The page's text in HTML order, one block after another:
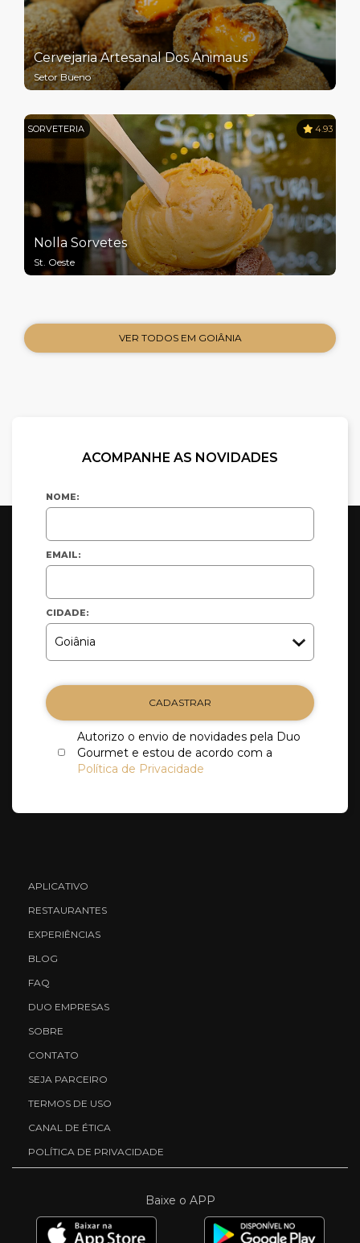
Cervejaria Artesanal Dos Animaus
Setor Bueno
SORVETERIA 4.93
Nolla Sorvetes
St. Oeste
VER TODOS EM GOIÂNIA
ACOMPANHE AS NOVIDADES
NOME:
EMAIL:
CIDADE:
CADASTRAR
Autorizo o envio de novidades pela Duo
Gourmet e estou de acordo com a
Política de Privacidade
APLICATIVO
RESTAURANTES
EXPERIÊNCIAS
BLOG
FAQ
DUO EMPRESAS
SOBRE
CONTATO
SEJA PARCEIRO
TERMOS DE USO
CANAL DE ÉTICA
POLÍTICA DE PRIVACIDADE
Baixe o APP